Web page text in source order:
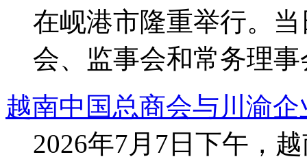
在岘港市隆重举行。
会、监事会和常务理
越南中国总商会与川渝
2026年7月7日下午，